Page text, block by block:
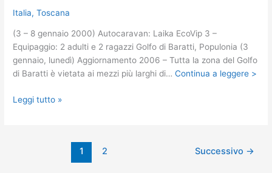
Italia,Toscana
(3 – 8 gennaio 2000) Autocaravan: Laika EcoVip 3 –
Equipaggio: 2 adulti e 2 ragazzi Golfo di Baratti, Populonia (3
gennaio, lunedì) Aggiornamento 2006 – Tutta la zona del Golfo
di Baratti è vietata ai mezzi più larghi di…Continua a leggere >
Golfo
Leggi tutto »
1 2 Successivo →